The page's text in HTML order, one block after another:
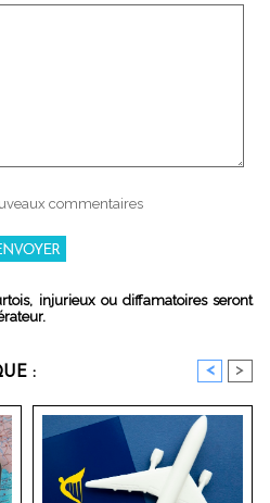
commentaires
injurieux ou diffamatoires seront
: < >